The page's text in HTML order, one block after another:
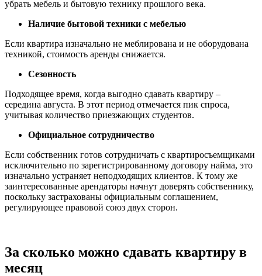
убрать мебель и бытовую технику прошлого века.
Наличие бытовой техники с мебелью
Если квартира изначально не меблирована и не оборудована
техникой, стоимость аренды снижается.
Сезонность
Подходящее время, когда выгодно сдавать квартиру –
середина августа. В этот период отмечается пик спроса,
учитывая количество приезжающих студентов.
Официальное сотрудничество
Если собственник готов сотрудничать с квартиросъемщиками
исключительно по зарегистрированному договору найма, это
изначально устраняет неподходящих клиентов. К тому же
заинтересованные арендаторы начнут доверять собственнику,
поскольку застрахованы официальным соглашением,
регулирующее правовой союз двух сторон.
За сколько можно сдавать квартиру в
месяц